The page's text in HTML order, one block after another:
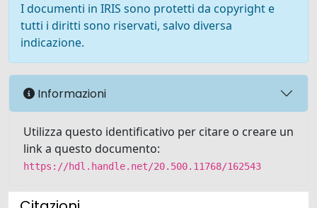
I documenti in IRIS sono protetti da copyright e
tutti i diritti sono riservati, salvo diversa
indicazione.
Informazioni
Utilizza questo identificativo per citare o creare un
link a questo documento:
https://hdl.handle.net/20.500.11768/162543